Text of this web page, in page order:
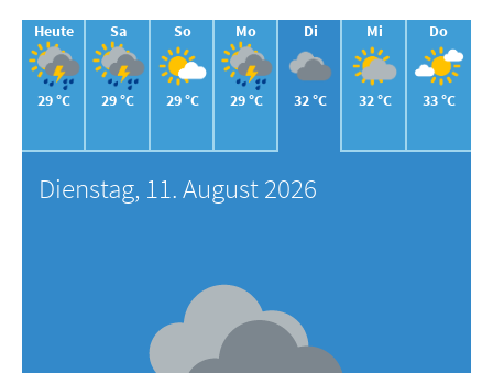
Heute
29 °C
Sa
29 °C
So
29 °C
Mo
29 °C
Di
32 °C
Mi
32 °C
Do
33 °C
Dienstag, 11. August 2026